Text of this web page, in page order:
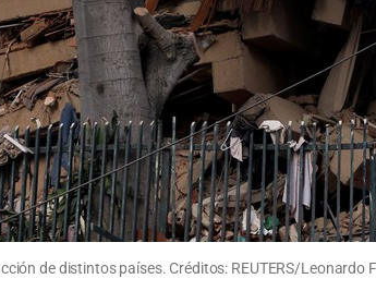
de distintos países. Créditos: REUTERS/Leonardo